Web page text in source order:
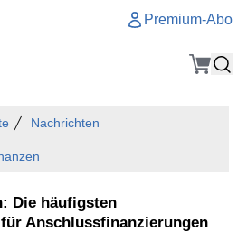
Premium-Abo
Nachrichten
Die häufigsten
Anschlussfinanzierungen